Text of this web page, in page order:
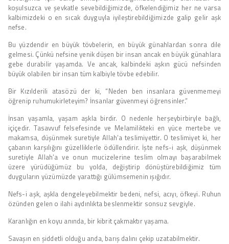
koşulsuzca ve şevkatle sevebildiğimizde, öfkelendiğimiz her ne varsa
kalbimizdeki o en sıcak duyguyla iyileştirebildiğimizde galip gelir aşk
nefse.
Bu yüzdendir en büyük tövbelerin, en büyük günahlardan sonra dile
gelmesi. Çünkü nefsine yenik düşen bir insan ancak en büyük günahlara
gebe durabilir yaşamda. Ve ancak, kalbindeki aşkın gücü nefsinden
büyük olabilen bir insan tüm kalbiyle tövbe edebilir.
Bir Kızılderili atasözü der ki, “Neden ben insanlara güvenmemeyi
öğrenip ruhumukirleteyim? İnsanlar güvenmeyi öğrensinler.”
İnsan yaşamla, yaşam aşkla birdir. O nedenle herşeybirbiryle bağlı,
içiçedir. Tasavvuf felsefesinde ve Melamilikteki en yüce mertebe ve
makamsa, düşünmek suretiyle Allah’a teslimiyettir. O teslimiyet ki, her
çabanın karşılığını güzelliklerle ödüllendirir. İşte nefs-i aşk, düşünmek
suretiyle Allah’a ve onun mucizelerine teslim olmayı başarabilmek
üzere yürüdüğümüz bu yolda, değiştirip dönüştürebildiğimiz tüm
duyguların yüzümüzde yarattığı gülümsemenin ışığıdır.
Nefs-i aşk, aşkla dengeleyebilmektir bedeni, nefsi, acıyı, öfkeyi. Ruhun
özünden gelen o ilahi aydınlıkta beslenmektir sonsuz sevgiyle.
Karanlığın en koyu anında, bir kibrit çakmaktır yaşama.
Savaşın en şiddetli olduğu anda, barış dalını çekip uzatabilmektir.